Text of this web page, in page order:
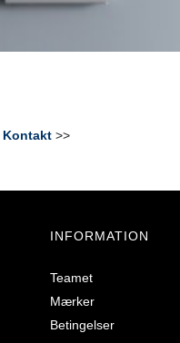
Kontakt>>
INFORMATION
Teamet
Mærker
Betingelser